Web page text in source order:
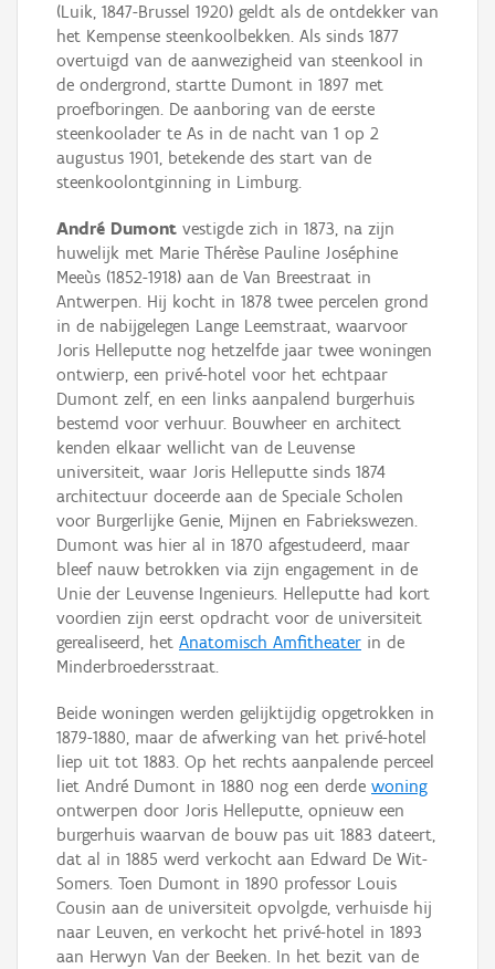
(Luik, 1847-Brussel 1920) geldt als de ontdekker van
het Kempense steenkoolbekken. Als sinds 1877
overtuigd van de aanwezigheid van steenkool in
de ondergrond, startte Dumont in 1897 met
proefboringen. De aanboring van de eerste
steenkoolader te As in de nacht van 1 op 2
augustus 1901, betekende des start van de
steenkoolontginning in Limburg.
André Dumont vestigde zich in 1873, na zijn
huwelijk met Marie Thérèse Pauline Joséphine
Meeùs (1852-1918) aan de Van Breestraat in
Antwerpen. Hij kocht in 1878 twee percelen grond
in de nabijgelegen Lange Leemstraat, waarvoor
Joris Helleputte nog hetzelfde jaar twee woningen
ontwierp, een privé-hotel voor het echtpaar
Dumont zelf, en een links aanpalend burgerhuis
bestemd voor verhuur. Bouwheer en architect
kenden elkaar wellicht van de Leuvense
universiteit, waar Joris Helleputte sinds 1874
architectuur doceerde aan de Speciale Scholen
voor Burgerlijke Genie, Mijnen en Fabriekswezen.
Dumont was hier al in 1870 afgestudeerd, maar
bleef nauw betrokken via zijn engagement in de
Unie der Leuvense Ingenieurs. Helleputte had kort
voordien zijn eerst opdracht voor de universiteit
gerealiseerd, het Anatomisch Amfitheater in de
Minderbroedersstraat.
Beide woningen werden gelijktijdig opgetrokken in
1879-1880, maar de afwerking van het privé-hotel
liep uit tot 1883. Op het rechts aanpalende perceel
liet André Dumont in 1880 nog een derde woning
ontwerpen door Joris Helleputte, opnieuw een
burgerhuis waarvan de bouw pas uit 1883 dateert,
dat al in 1885 werd verkocht aan Edward De Wit-
Somers. Toen Dumont in 1890 professor Louis
Cousin aan de universiteit opvolgde, verhuisde hij
naar Leuven, en verkocht het privé-hotel in 1893
aan Herwyn Van der Beeken. In het bezit van de